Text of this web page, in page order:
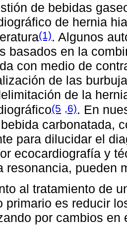
de bebidas
de hernia
(1). Algunos
basados ​​en la
con medio de
de las
de la
(5 ,6). En
carbonatada,
para dilucidar el
ecocardiografía y
resonancia, pueden
al tratamiento de
primario es reducir
por cambios